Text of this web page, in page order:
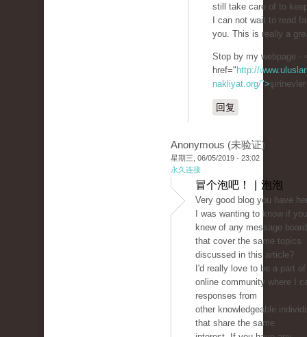
still take care of to
I can not wait to read
you. This is really a
Stop by my webpage -
href=" http://
nakliyat.org/">
回复
Anonymous (未验证)
星期三, 06/05/2019 - 23:02
永久连接
冒个泡吧！ | 泡泡
Very good blog you have
I was wanting to know if you
knew of any message
that cover the same topics
discussed in this article?
I'd really love to be a part of
online community where I
responses from
other knowledgeable
that share the same